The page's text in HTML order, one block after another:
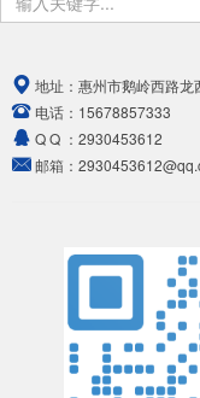
地址： 惠州市鹅岭西路
电话： 15678857333
Q Q ： 2930453612
邮箱：